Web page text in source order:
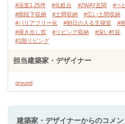
#浴室1.25坪
#化粧台 #2WAY玄関
#ベ
#階段下収納
#土間収納 #広い土間収納
#バリアフリー化
#朝日の入る主寝室 #
#掃き出し窓
#リビング収納 #深い軒庇
#1階リビング
担当建築家・デザイナー
ground
建築家・デザイナーからのコメン